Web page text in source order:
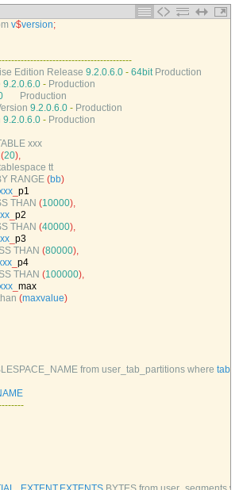
v$version;
----------------------------------------
Edition Release 9.2.0.6.0 - 64bit Production
9.2.0.6.0 - Production
Production
9.2.0.6.0 - Production
9.2.0.6.0 - Production
xxx
(20),
tt
RANGE (bb)
p1
THAN (10000),
p2
THAN (40000),
p3
THAN (80000),
p4
THAN (100000),
max
(maxvalue)
from user_tab_partitions where
------